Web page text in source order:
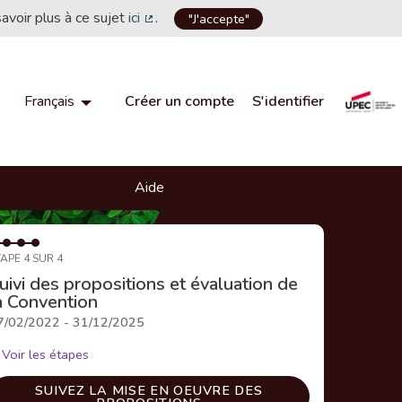
plus à ce sujetici
(Lien externe)
. "J'accepte"
Français Choisir la langueChoose language
Créer un compte S'identifier
Aide
4 SUR 4
des propositions et évaluation de
Convention
02/2022 - 31/12/2025
Voir les étapes
SUIVEZ LA MISE EN OEUVRE DES